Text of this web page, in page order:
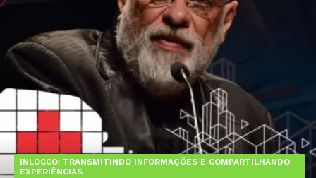
INLOCCO: TRANSMITINDO INFORMAÇÕES E COMPARTILHANDO
EXPERIÊNCIAS